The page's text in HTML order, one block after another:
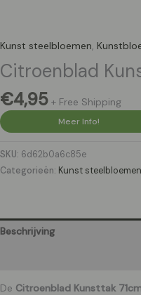
Kunst steelbloemen,
Citroenblad
€4,95 + Free Shipping
Meer Info!
SKU: 6d62b0a6c85e
Categorieën: Kunst steelbloemen
Beschrijving
De Citroenblad Kunsttak